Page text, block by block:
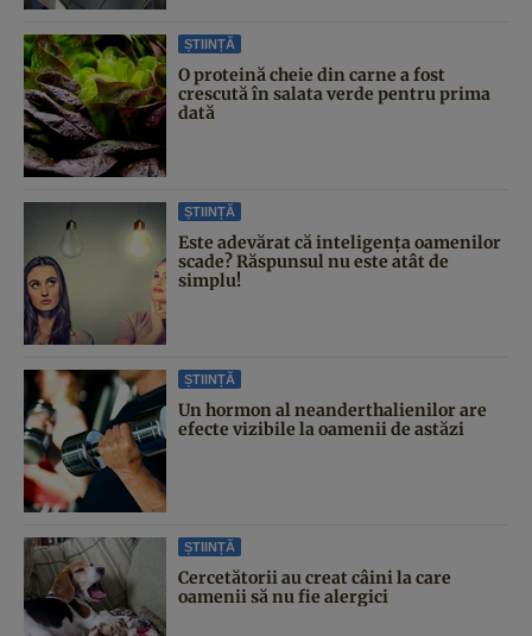
ȘTIINȚĂ
O proteină cheie din carne a fost
crescută în salata verde pentru prima
dată
ȘTIINȚĂ
Este adevărat că inteligența oamenilor
scade? Răspunsul nu este atât de
simplu!
ȘTIINȚĂ
Un hormon al neanderthalienilor are
efecte vizibile la oamenii de astăzi
ȘTIINȚĂ
Cercetătorii au creat câini la care
oamenii să nu fie alergici